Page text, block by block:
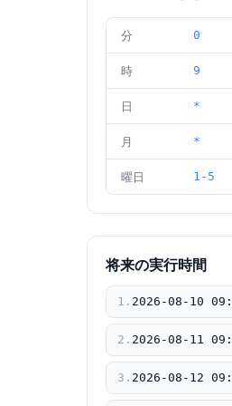
分 0
時 9
日 *
月 *
曜日 1-5
将来の実行時間
1 . 2026 -08 - 10 09 :
2 . 2026 -08 - 11 09 :
3 . 2026 -08 - 12 09 :